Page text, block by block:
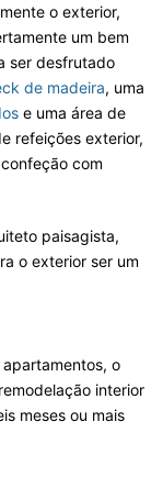
o exterior,
um bem
ser desfrutado
de madeira, uma
e uma área de
refeições exterior,
com
paisagista,
o exterior ser um
o
interior
meses ou mais